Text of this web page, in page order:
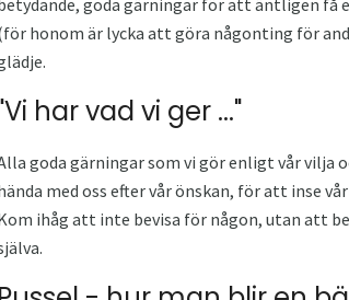
goda gärningar för att äntligen få
honom är lycka att göra någonting för
har vad vi ger ..."
goda gärningar som vi gör enligt vår
med oss ​​efter vår önskan, för att inse
ihåg att inte bevisa för någon, utan att